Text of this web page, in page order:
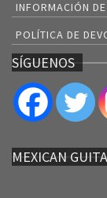
INFORMACIÓN
POLÍTICA DE
SÍGUENOS
MEXICAN